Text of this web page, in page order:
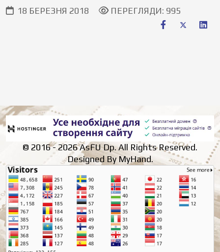
18 БЕРЕЗНЯ 2018 ПЕРЕГЛЯДИ: 995
© 2016 - 2026 AsFU Dp. All Rights Reserved.
Designed By MyHand.